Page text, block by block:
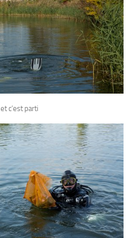
et c’est parti